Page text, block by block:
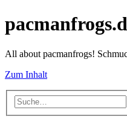
All about pacmanfrogs!
Zum Inhalt